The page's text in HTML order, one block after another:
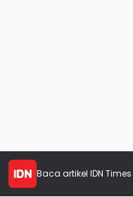
Baca artikel IDN Times